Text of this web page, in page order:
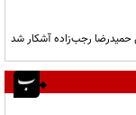
حمیدرضا رجب‌زاده آشکار شد